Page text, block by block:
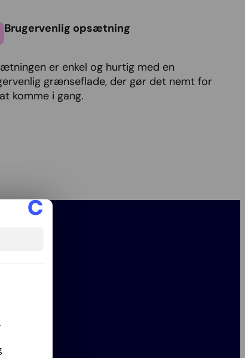
Brugervenlig opsætning
er enkel og hurtig med en
grænseflade, der gør det nemt for
komme i gang.